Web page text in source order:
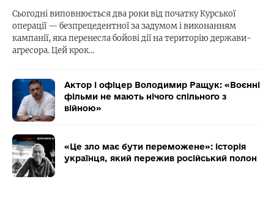
Сьогодні виповнюється два роки від початку Курської
операції — безпрецедентної за задумом і виконанням
кампанії, яка перенесла бойові дії на територію держави-
агресора. Цей крок…
Актор і офіцер Володимир Ращук: «Воєнні
фільми не мають нічого спільного з
війною»
«Це зло має бути переможене»: історія
українця, який пережив російський полон